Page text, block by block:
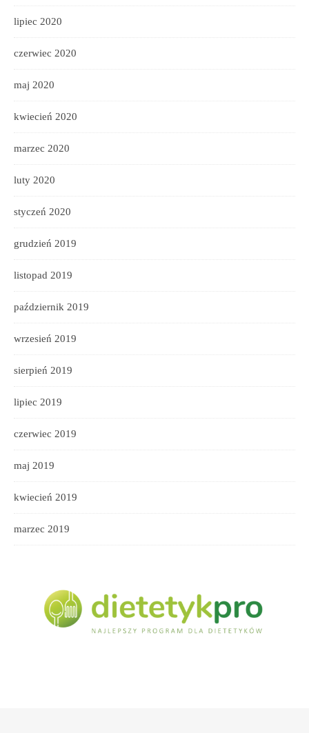
lipiec 2020
czerwiec 2020
maj 2020
kwiecień 2020
marzec 2020
luty 2020
styczeń 2020
grudzień 2019
listopad 2019
październik 2019
wrzesień 2019
sierpień 2019
lipiec 2019
czerwiec 2019
maj 2019
kwiecień 2019
marzec 2019